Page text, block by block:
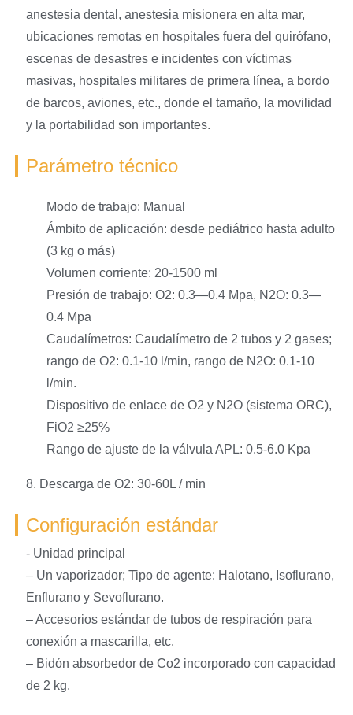
anestesia dental, anestesia misionera en alta mar,
ubicaciones remotas en hospitales fuera del quirófano,
escenas de desastres e incidentes con víctimas
masivas, hospitales militares de primera línea, a bordo
de barcos, aviones, etc., donde el tamaño, la movilidad
y la portabilidad son importantes.
Parámetro técnico
Modo de trabajo: Manual
Ámbito de aplicación: desde pediátrico hasta adulto
(3 kg o más)
Volumen corriente: 20-1500 ml
Presión de trabajo: O2: 0.3—0.4 Mpa, N2O: 0.3—
0.4 Mpa
Caudalímetros: Caudalímetro de 2 tubos y 2 gases;
rango de O2: 0.1-10 l/min, rango de N2O: 0.1-10
l/min.
Dispositivo de enlace de O2 y N2O (sistema ORC),
FiO2 ≥25%
Rango de ajuste de la válvula APL: 0.5-6.0 Kpa
8. Descarga de O2: 30-60L / min
Configuración estándar
- Unidad principal
– Un vaporizador; Tipo de agente: Halotano, Isoflurano,
Enflurano y Sevoflurano.
– Accesorios estándar de tubos de respiración para
conexión a mascarilla, etc.
– Bidón absorbedor de Co2 incorporado con capacidad
de 2 kg.